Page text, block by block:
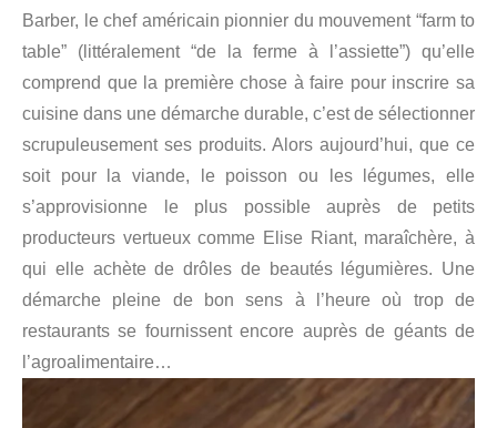
Barber, le chef américain pionnier du mouvement “farm to
table” (littéralement “de la ferme à l’assiette”) qu’elle
comprend que la première chose à faire pour inscrire sa
cuisine dans une démarche durable, c’est de sélectionner
scrupuleusement ses produits. Alors aujourd’hui, que ce
soit pour la viande, le poisson ou les légumes, elle
s’approvisionne le plus possible auprès de petits
producteurs vertueux comme Elise Riant, maraîchère, à
qui elle achète de drôles de beautés légumières. Une
démarche pleine de bon sens à l’heure où trop de
restaurants se fournissent encore auprès de géants de
l’agroalimentaire…